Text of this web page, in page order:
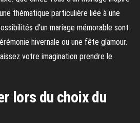
thématique particulière liée à une
d’un mariage mémorable sont
hivernale ou une fête glamour.
votre imagination prendre le
lors du choix du